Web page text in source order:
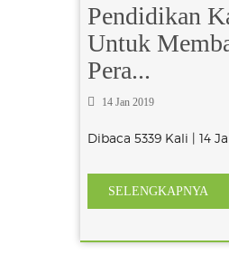
Pendidikan
Untuk
Pera...
14 Jan 2019
Dibaca 5339 Kali | 14
SELENGKAPNYA